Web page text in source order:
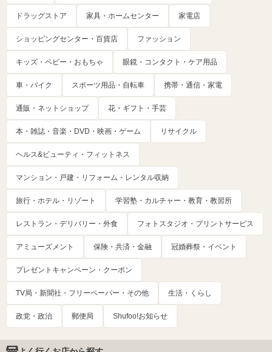
ドラッグストア 家具・ホームセンター 家電店
ショッピングセンター・百貨店 ファッション
キッズ・ベビー・おもちゃ 眼鏡・コンタクト・ケア用品
車・バイク スポーツ用品・自転車 携帯・通信・家電
通販・ネットショップ 花・ギフト・手芸
本・雑誌・音楽・DVD・映画・ゲーム リサイクル
ヘルス&ビューティ・フィットネス
マンション・戸建・リフォーム・レンタル収納
旅行・ホテル・リゾート 学習塾・カルチャー・教育・教習所
レストラン・デリバリー・外食 フォトスタジオ・プリントサービス
アミューズメント 保険・共済・金融 冠婚葬祭・イベント
プレゼントキャンペーン・クーポン
TV局・新聞社・フリーペーパー・その他 生活・くらし
政党・政治 郵便局 Shufoo!お知らせ